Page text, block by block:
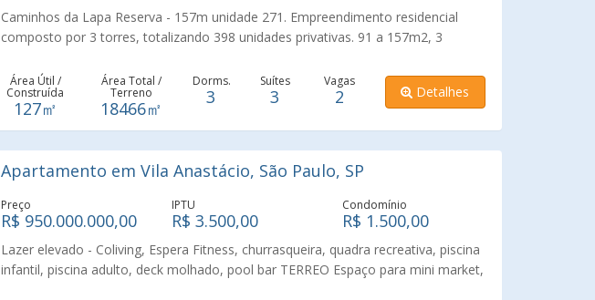
Caminhos da Lapa Reserva - 157m unidade 271. Empreendimento residencial
composto por 3 torres, totalizando 398 unidades privativas. 91 a 157m2, 3
Área Útil /
Construída
127㎡
Área Total /
Terreno
18466㎡
Dorms.
3
Suítes
3
Vagas
2 Detalhes
Apartamento em Vila Anastácio, São Paulo, SP
Preço
R$ 950.000.000,00
IPTU
R$ 3.500,00
Condomínio
R$ 1.500,00
Lazer elevado - Coliving, Espera Fitness, churrasqueira, quadra recreativa, piscina
infantil, piscina adulto, deck molhado, pool bar TERREO Espaço para mini market,